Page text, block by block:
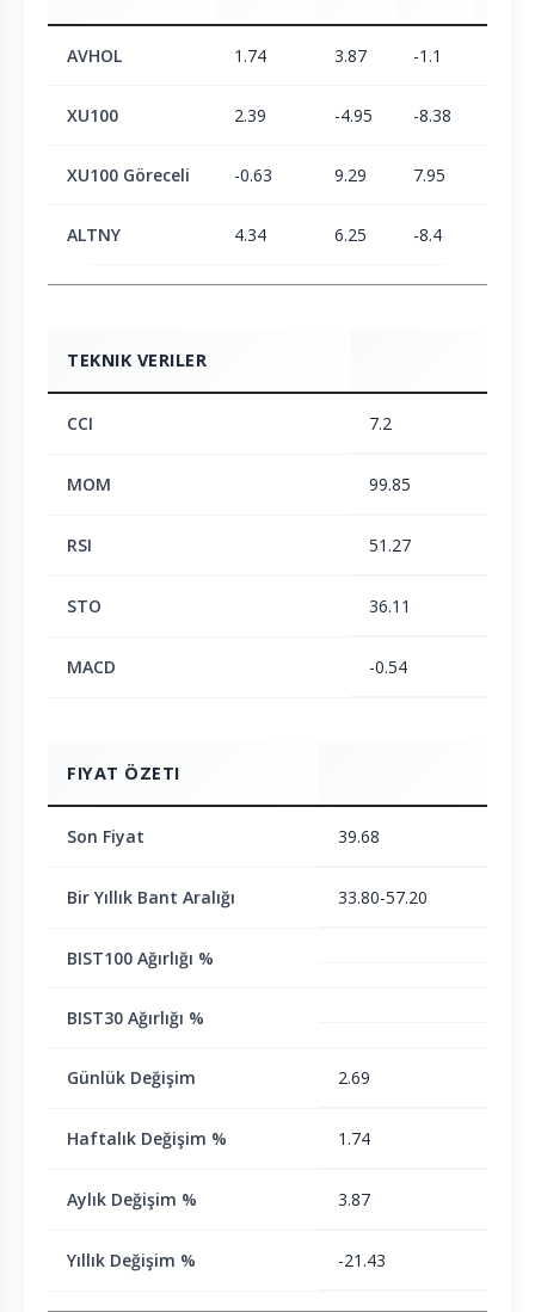
AVHOL 1.74 3.87 -1.1
XU100 2.39 -4.95 -8.38
XU100 Göreceli -0.63 9.29 7.95
ALTNY 4.34 6.25 -8.4
TEKNIK VERILER
CCI 7.2
MOM 99.85
RSI 51.27
STO 36.11
MACD -0.54
FIYAT ÖZETI
Son Fiyat 39.68
Bir Yıllık Bant Aralığı 33.80-57.20
BIST100 Ağırlığı %
BIST30 Ağırlığı %
Günlük Değişim 2.69
Haftalık Değişim % 1.74
Aylık Değişim % 3.87
Yıllık Değişim % -21.43